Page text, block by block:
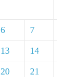
6 7
13 14
20 21